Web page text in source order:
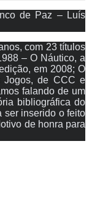
de Paz – Luís
com 23 títulos
– O Náutico, a
em 2008; O
Jogos, de CCC e
falando de um
bibliográfica do
ser inserido o feito
de honra para